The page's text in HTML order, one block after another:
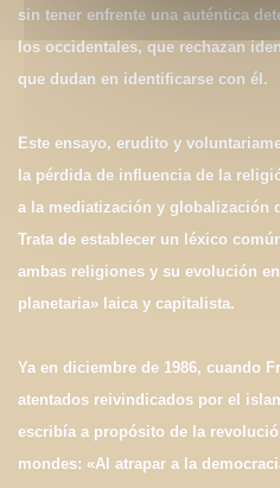
sin tener enfrente una auténtica
los occidentales, que rechazan
que dudan en identificarse con él.
Este ensayo, erudito y
la pérdida de influencia de la
a la mediatización y globalización
Trata de establecer un léxico
ambas religiones y su evolución
planetaria» laica y capitalista.
Ya en diciembre de 1986, cuando
atentados reivindicados por el
escribía a propósito de la
mondes: «Al atrapar a la